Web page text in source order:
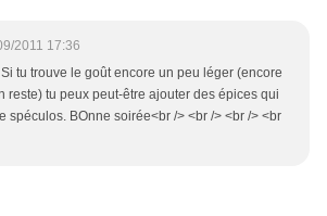
2011 17:36
tu trouve le goût encore un peu léger (encore
reste) tu peux peut-être ajouter des épices qui
spéculos. BOnne soirée<br /> <br /> <br /> <br